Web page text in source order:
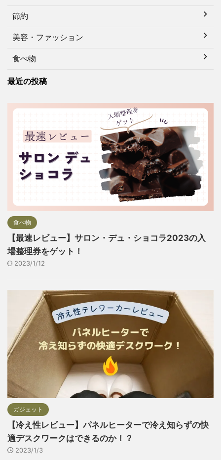
節約
美容・ファッション
食べ物
最近の投稿
食べ物
【最速レビュー】サロン・デュ・ショコラ2023の入
場整理券をゲット！
2023/1/12
ガジェット
【冷え性レビュー】パネルヒーターで冷え知らずの快
適デスクワークはできるのか！？
2023/1/3